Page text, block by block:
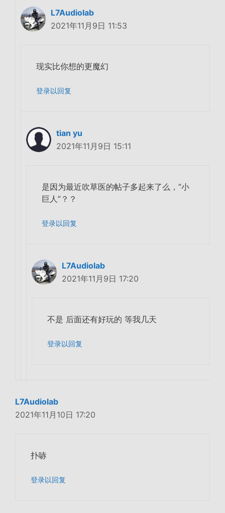
L7Audiolab
2021年11月9日 11:53
现实比你想的更魔幻
登录以回复
tian yu
2021年11月9日 15:11
是因为最近吹草医的帖子多起来了么，“小
巨人”？？
登录以回复
L7Audiolab
2021年11月9日 17:20
不是 后面还有好玩的 等我几天
登录以回复
L7Audiolab
2021年11月10日 17:20
扑哧
登录以回复